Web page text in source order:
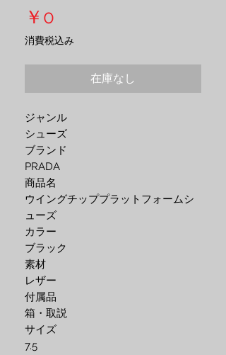
￥0
格
消費税込み
在庫なし
ジャンル
シューズ
ブランド
PRADA
商品名
ウイングチッププラットフォームシ
ューズ
カラー
ブラック
素材
レザー
付属品
箱・取説
サイズ
7.5